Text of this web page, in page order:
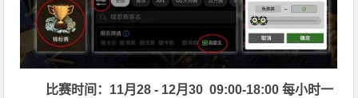
比赛时间：11月28 - 12月30 09:00-18:00 每小时一